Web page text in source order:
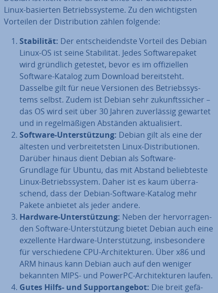
Linux-basierten Be­triebs­sys­te­me. Zu den wich­tigs­ten
Vorteilen der Dis­tri­bu­ti­on zählen folgende:
Sta­bi­li­tät: Der ent­schei­dends­te Vorteil des Debian
Linux-OS ist seine Sta­bi­li­tät. Jedes Soft­ware­pa­ket
wird gründlich getestet, bevor es im of­fi­zi­el­len
Software-Katalog zum Download be­reit­steht.
Dasselbe gilt für neue Versionen des Be­triebs­sys­
tems selbst. Zudem ist Debian sehr zu­kunfts­si­cher –
das OS wird seit über 30 Jahren zu­ver­läs­sig gewartet
und in re­gel­mä­ßi­gen Abständen ak­tua­li­siert.
Software-Un­ter­stüt­zung: Debian gilt als eine der
ältesten und ver­brei­tets­ten Linux-Dis­tri­bu­tio­nen.
Darüber hinaus dient Debian als Software-
Grundlage für Ubuntu, das mit Abstand be­lieb­tes­te
Linux-Be­triebs­sys­tem. Daher ist es kaum über­ra­
schend, dass der Debian-Software-Katalog mehr
Pakete anbietet als jeder andere.
Hardware-Un­ter­stüt­zung: Neben der her­vor­ra­gen­
den Software-Un­ter­stüt­zung bietet Debian auch eine
ex­zel­len­te Hardware-Un­ter­stüt­zung, ins­be­son­de­re
für ver­schie­de­ne CPU-Ar­chi­tek­tu­ren. Über x86 und
ARM hinaus kann Debian auch auf den weniger
bekannten MIPS- und PowerPC-Ar­chi­tek­tu­ren laufen.
Gutes Hilfs- und Sup­port­an­ge­bot: Die breit ge­fä­